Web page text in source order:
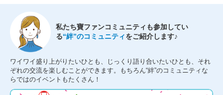
私たち寶ファンコミュニティも参加してい
る“絆”のコミュニティをご紹介します♪
ワイワイ盛り上がりたいひとも、じっくり語り合いたいひとも、それ
ぞれの交流を楽しむことができます。もちろん“絆”のコミュニティな
らではのイベントもたくさん！